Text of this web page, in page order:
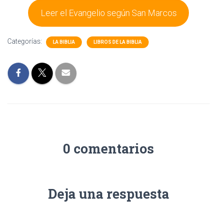
Leer el Evangelio según San Marcos
Categorías: LA BIBLIA LIBROS DE LA BIBLIA
0 comentarios
Deja una respuesta